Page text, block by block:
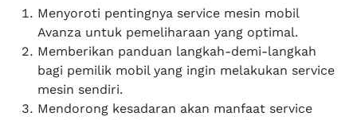
Menyoroti pentingnya service mesin mobil
Avanza untuk pemeliharaan yang optimal.
Memberikan panduan langkah-demi-langkah
bagi pemilik mobil yang ingin melakukan service
mesin sendiri.
Mendorong kesadaran akan manfaat service